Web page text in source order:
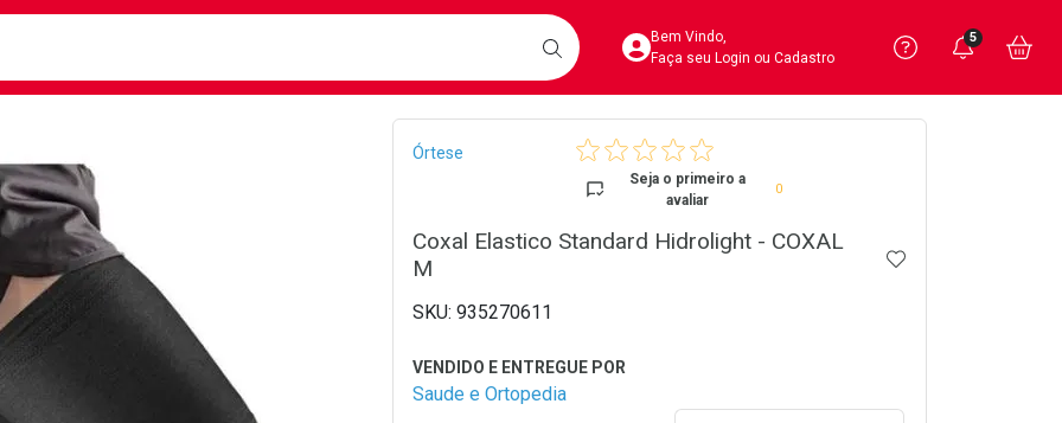
BUSCARAcesse sua Conta
Bem Vindo,
Faça seu Login ou Cadastro
Precisa
Ver Recursos
Você
5
Breadcrumb
Órtese
Seja o primeiro a
avaliar
0
Coxal Elastico Standard Hidrolight - COXAL
M
ADICIONAR AOS
935270611
Saude e Ortopedia